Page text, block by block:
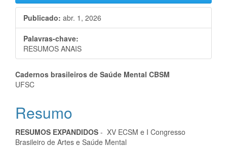
Publicado: abr. 1, 2026
Palavras-chave:
RESUMOS ANAIS
Conteúdo
artigo
principal
Cadernos brasileiros de Saúde Mental CBSM
UFSC
Resumo
RESUMOS EXPANDIDOS - XV ECSM e I Congresso
Brasileiro de Artes e Saúde Mental